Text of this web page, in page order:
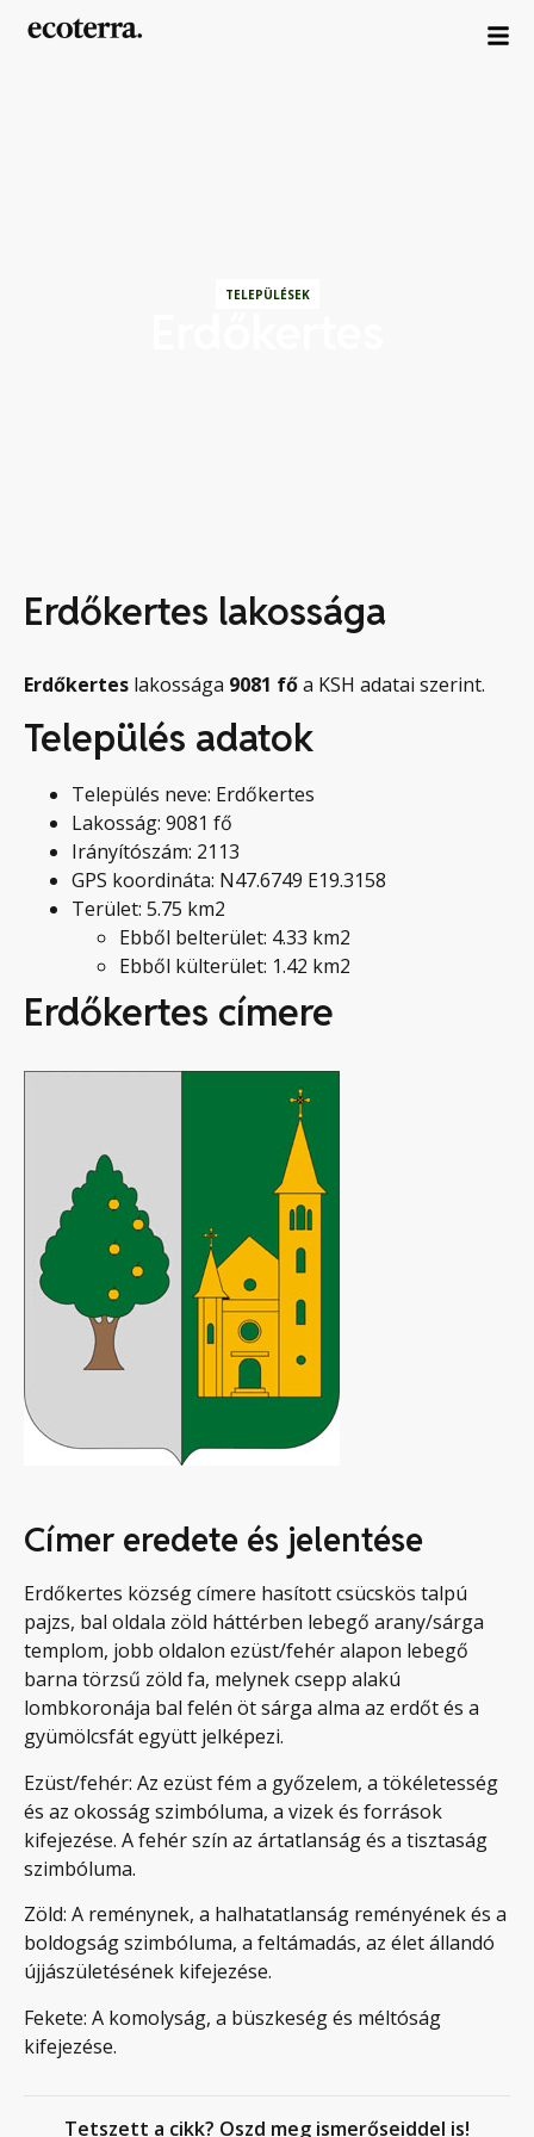
TELEPÜLÉSEK
Erdőkertes lakossága
Erdőkertes lakossága 9081 főa KSH adatai szerint.
Település adatok
Település neve: Erdőkertes
Lakosság: 9081 fő
Irányítószám: 2113
GPS koordináta: N47.6749 E19.3158
Terület: 5.75 km2
Ebből belterület: 4.33 km2
Ebből külterület: 1.42 km2
Erdőkertes címere
Címer eredete és jelentése
Erdőkertes község címere hasított csücskös talpú
pajzs, bal oldala zöld háttérben lebegő arany/sárga
templom, jobb oldalon ezüst/fehér alapon lebegő
barna törzsű zöld fa, melynek csepp alakú
lombkoronája bal felén öt sárga alma az erdőt és a
gyümölcsfát együtt jelképezi.
Ezüst/fehér: Az ezüst fém a győzelem, a tökéletesség
és az okosság szimbóluma, a vizek és források
kifejezése. A fehér szín az ártatlanság és a tisztaság
szimbóluma.
Zöld: A reménynek, a halhatatlanság reményének és a
boldogság szimbóluma, a feltámadás, az élet állandó
újjászületésének kifejezése.
Fekete: A komolyság, a büszkeség és méltóság
kifejezése.
Tetszett a cikk? Oszd meg ismerőseiddel is!